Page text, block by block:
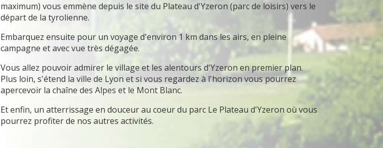
maximum) vous emmène depuis le site du Plateau d'Yzeron (parc de loisirs) vers le
départ de la tyrolienne.
Embarquez ensuite pour un voyage d'environ 1 km dans les airs, en pleine
campagne et avec vue très dégagée.
Vous allez pouvoir admirer le village et les alentours d'Yzeron en premier plan.
Plus loin, s'étend la ville de Lyon et si vous regardez à l'horizon vous pourrez
apercevoir la chaîne des Alpes et le Mont Blanc.
Et enfin, un atterrissage en douceur au coeur du parc Le Plateau d'Yzeron où vous
pourrez profiter de nos autres activités.